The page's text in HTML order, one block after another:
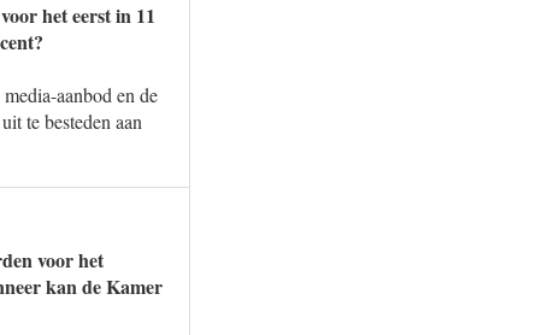
het eerst in 11
aanbod en de
te besteden aan
voor het
kan de Kamer